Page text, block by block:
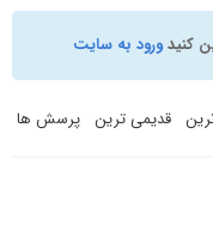
کنیدورود به سایت
قدیمی ترین پرسش ها